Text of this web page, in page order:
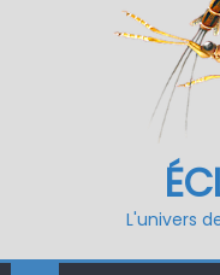
L'univers